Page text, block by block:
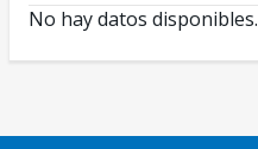
No hay datos disponibles.